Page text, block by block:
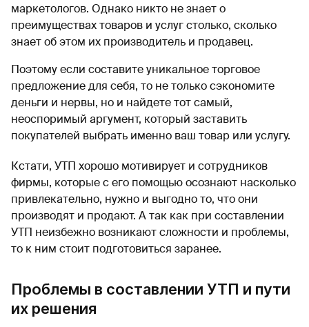
маркетологов. Однако никто не знает о
преимуществах товаров и услуг столько, сколько
знает об этом их производитель и продавец.
Поэтому если составите уникальное торговое
предложение для себя, то не только сэкономите
деньги и нервы, но и найдете тот самый,
неоспоримый аргумент, который заставить
покупателей выбрать именно ваш товар или услугу.
Кстати, УТП хорошо мотивирует и сотрудников
фирмы, которые с его помощью осознают насколько
привлекательно, нужно и выгодно то, что они
производят и продают. А так как при составлении
УТП неизбежно возникают сложности и проблемы,
то к ним стоит подготовиться заранее.
Проблемы в составлении УТП и пути
их решения